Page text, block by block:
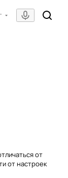
от
от настроек